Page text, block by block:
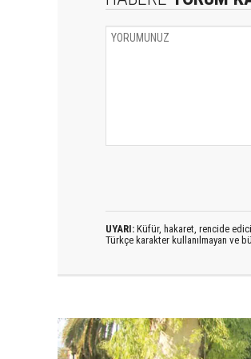
UYARI: Küfür, hakaret, rencide edici
Türkçe karakter kullanılmayan ve